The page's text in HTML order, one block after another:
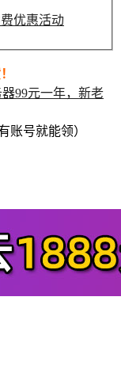
优惠活动
99元一年，新老
有账号就能领）